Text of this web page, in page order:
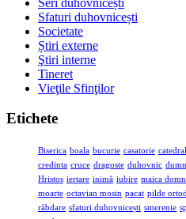
Sfaturi duhovnicești
Societate
Știri externe
Ştiri interne
Tineret
Vieţile Sfinţilor
Etichete
Biserica boala bucurie casatorie
credinta cruce dragoste duhovnic
Hristos iertare inimă iubire maica
moarte octavian mosin pacat pilde
răbdare sfaturi duhovnicești smerenie